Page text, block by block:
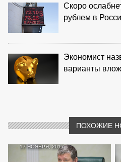
Скоро
рублем в
Экономист
варианты
ПОХОЖИЕ
17 НОЯБРЯ, 2017